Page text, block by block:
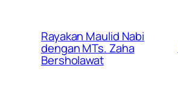
Rayakan Maulid Nabi
dengan MTs. Zaha
Bersholawat